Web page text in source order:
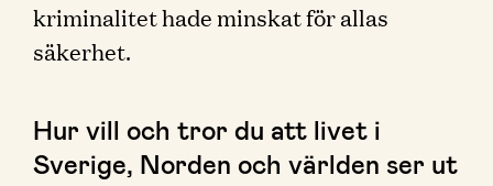
kriminalitet hade minskat för allas
säkerhet.
Hur vill och tror du att livet i
Sverige, Norden och världen ser ut